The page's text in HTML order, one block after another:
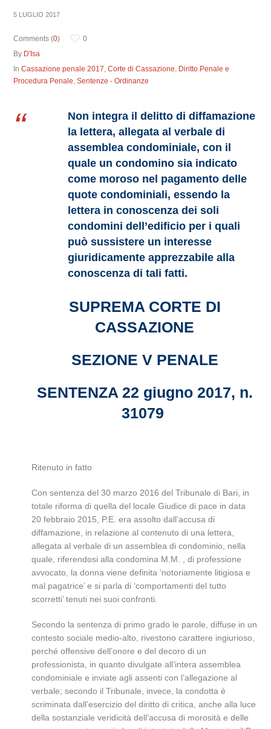
5 LUGLIO 2017
Comments (0)
0
By D'Isa
InCassazione penale 2017,Corte di Cassazione, Diritto Penale e
Procedura Penale,Sentenze - Ordinanze
Non integra il delitto di diffamazione
la lettera, allegata al verbale di
assemblea condominiale, con il
quale un condomino sia indicato
come moroso nel pagamento delle
quote condominiali, essendo la
lettera in conoscenza dei soli
condomini dell’edificio per i quali
può sussistere un interesse
giuridicamente apprezzabile alla
conoscenza di tali fatti.
SUPREMA CORTE DI
CASSAZIONE
SEZIONE V PENALE
SENTENZA 22 giugno 2017, n.
31079
Ritenuto in fatto
Con sentenza del 30 marzo 2016 del Tribunale di Bari, in
totale riforma di quella del locale Giudice di pace in data
20 febbraio 2015, P.E. era assolto dall’accusa di
diffamazione, in relazione al contenuto di una lettera,
allegata al verbale di un assemblea di condominio, nella
quale, riferendosi alla condomina M.M. , di professione
avvocato, la donna viene definita ‘notoriamente litigiosa e
mal pagatrice’ e si parla di ‘comportamenti del tutto
scorretti’ tenuti nei suoi confronti.
Secondo la sentenza di primo grado le parole, diffuse in un
contesto sociale medio-alto, rivestono carattere ingiurioso,
perché offensive dell’onore e del decoro di un
professionista, in quanto divulgate all’intera assemblea
condominiale e inviate agli assenti con l’allegazione al
verbale; secondo il Tribunale, invece, la condotta è
scriminata dall’esercizio del diritto di critica, anche alla luce
della sostanziale veridicità dell’accusa di morosità e delle